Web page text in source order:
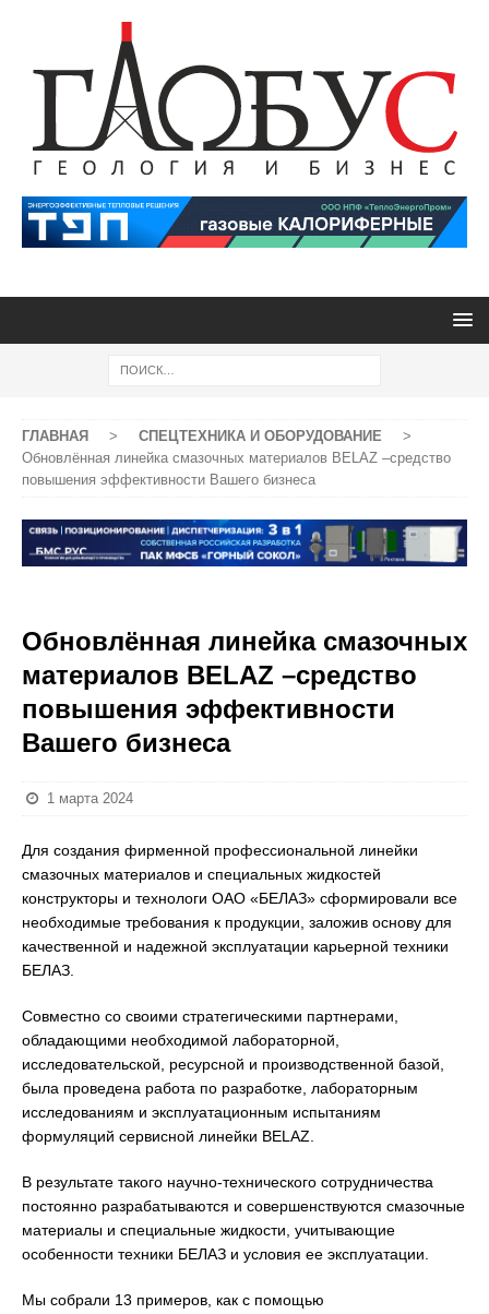
ГЛАВНАЯ > СПЕЦТЕХНИКА И ОБОРУДОВАНИЕ
>
Обновлённая линейка смазочных материалов BELAZ –средство
повышения эффективности Вашего бизнеса
Обновлённая линейка смазочных
материалов BELAZ –средство
повышения эффективности
Вашего бизнеса
1 марта 2024
Для создания фирменной профессиональной линейки
смазочных материалов и специальных жидкостей
конструкторы и технологи ОАО «БЕЛАЗ» сформировали все
необходимые требования к продукции, заложив основу для
качественной и надежной эксплуатации карьерной техники
БЕЛАЗ.
Совместно со своими стратегическими партнерами,
обладающими необходимой лабораторной,
исследовательской, ресурсной и производственной базой,
была проведена работа по разработке, лабораторным
исследованиям и эксплуатационным испытаниям
формуляций сервисной линейки BELAZ.
В результате такого научно-технического сотрудничества
постоянно разрабатываются и совершенствуются смазочные
материалы и специальные жидкости, учитывающие
особенности техники БЕЛАЗ и условия ее эксплуатации.
Мы собрали 13 примеров, как с помощью